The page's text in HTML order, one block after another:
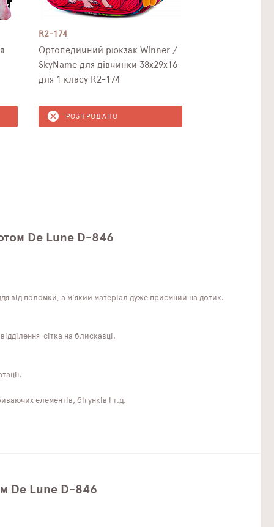
R2-174
Ортопедичний рюкзак Winner /
SkyName для дівчинки 38х29х16
для 1 класу R2-174
РОЗПРОДАНО
De Lune D-846
від поломки, а м'який матеріал дуже приємний на дотик.
сітка на блискавці.
елементів, бігунків і т.д.
De Lune D-846